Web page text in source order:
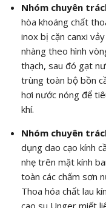
Nhóm chuyên
hòa khoáng chất
inox bị cặn canxi
nhàng theo hình
thạch, sau đó gạt
trùng toàn bộ bồn
hơi nước nóng để
khí.
Nhóm chuyên
dụng dao cạo kính
nhẹ trên mặt kính
toàn các chấm sơn
Thoa hóa chất lau
cao su Unger miết